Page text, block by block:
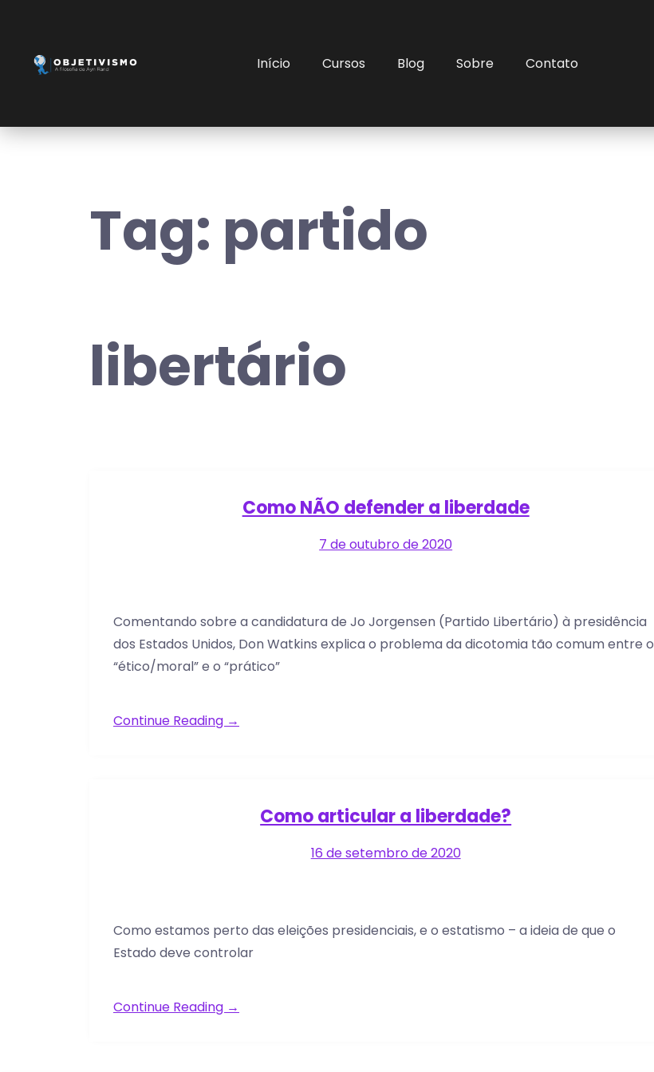
Início Cursos Blog Sobre Contato
Tag: partido
libertário
Como NÃO defender a liberdade
7 de outubro de 2020
Comentando sobre a candidatura de Jo Jorgensen (Partido Libertário) à presidência
dos Estados Unidos, Don Watkins explica o problema da dicotomia tão comum entre o
“ético/moral” e o “prático”
Continue Reading →
Como articular a liberdade?
16 de setembro de 2020
Como estamos perto das eleições presidenciais, e o estatismo – a ideia de que o
Estado deve controlar
Continue Reading →